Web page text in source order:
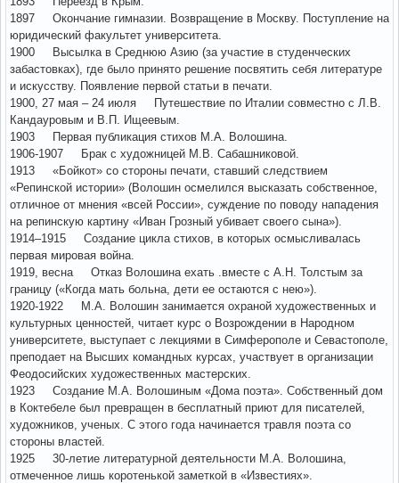
1897 Окончание гимназии. Возвращение в Москву. Поступление на
юридический факультет университета.
1900 Высылка в Среднюю Азию (за участие в студенческих
забастовках), где было принято решение посвятить себя литературе
и искусству. Появление первой статьи в печати.
1900, 27 мая – 24 июля Путешествие по Италии совместно с Л.В.
Кандауровым и В.П. Ищеевым.
1903 Первая публикация стихов М.А. Волошина.
1906-1907 Брак с художницей М.В. Сабашниковой.
1913 «Бойкот» со стороны печати, ставший следствием
«Репинской истории» (Волошин осмелился высказать собственное,
отличное от мнения «всей России», суждение по поводу нападения
на репинскую картину «Иван Грозный убивает своего сына»).
1914–1915 Создание цикла стихов, в которых осмысливалась
первая мировая война.
1919, весна Отказ Волошина ехать .вместе с А.Н. Толстым за
границу («Когда мать больна, дети ее остаются с нею»).
1920-1922 М.А. Волошин занимается охраной художественных и
культурных ценностей, читает курс о Возрождении в Народном
университете, выступает с лекциями в Симферополе и Севастополе,
преподает на Высших командных курсах, участвует в организации
Феодосийских художественных мастерских.
1923 Создание М.А. Волошиным «Дома поэта». Собственный дом
в Коктебеле был превращен в бесплатный приют для писателей,
художников, ученых. С этого года начинается травля поэта со
стороны властей.
1925 30-летие литературной деятельности М.А. Волошина,
отмеченное лишь коротенькой заметкой в «Известиях».